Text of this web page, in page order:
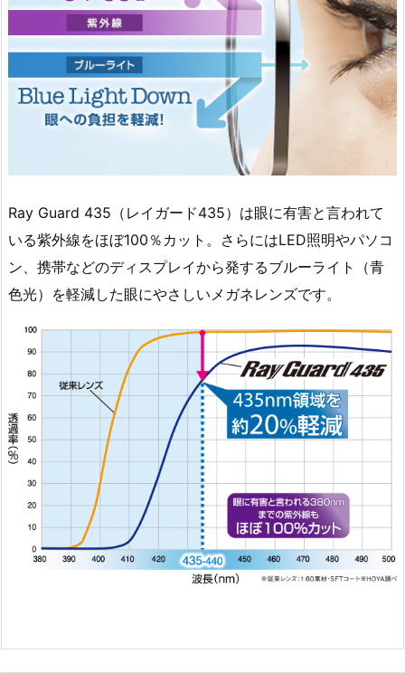
Ray Guard 435（レイガード435）は眼に有害と言われて
いる紫外線をほぼ100％カット。さらにはLED照明やパソコ
ン、携帯などのディスプレイから発するブルーライト（青
色光）を軽減した眼にやさしいメガネレンズです。